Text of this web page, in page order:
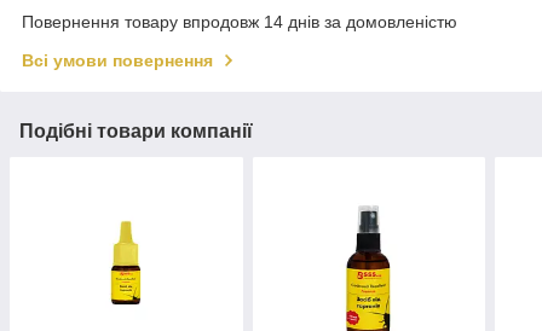
Повернення товару впродовж 14 днів за домовленістю
Всі умови повернення
Подібні товари компанії